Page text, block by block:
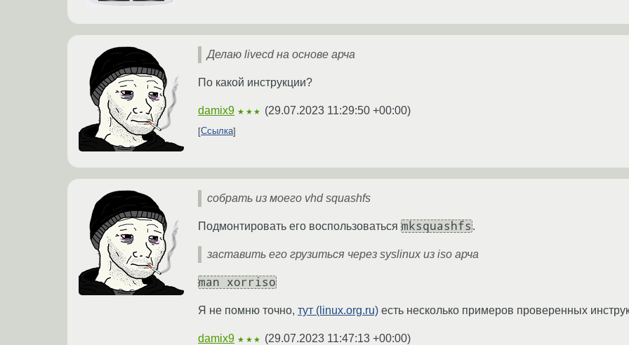
Делаю livecd на основе арча
По какой инструкции?
damix9 ★★★ (29.07.2023 11:29:50 +00:00)
Ссылка
собрать из моего vhd squashfs
Подмонтировать его воспользоваться mksquashfs .
заставить его грузиться через syslinux из iso арча
man xorriso
Я не помню точно, тут (linux.org.ru) есть несколько примеров проверенных
damix9 ★★★ (29.07.2023 11:47:13 +00:00)